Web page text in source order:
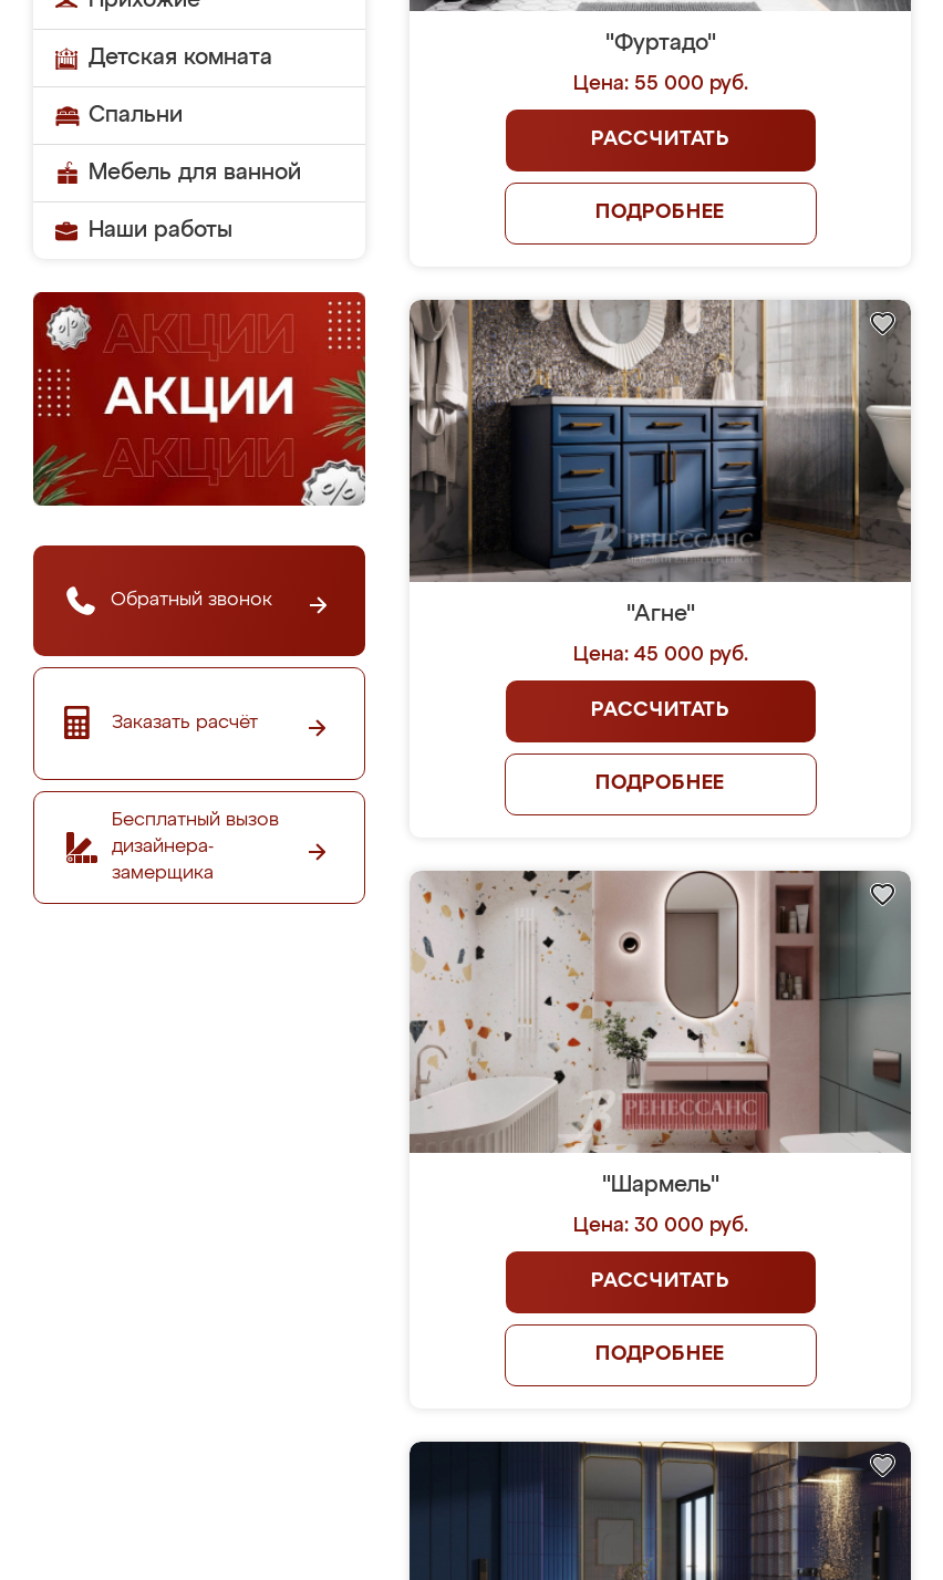
Детская комната
Спальни
Мебель для ванной
Наши работы
Обратный звонок
Заказать расчёт
Бесплатный вызов
дизайнера-
замерщика
"Фуртадо"
Цена: 55 000 руб.
РАССЧИТАТЬ
ПОДРОБНЕЕ
"Агне"
Цена: 45 000 руб.
РАССЧИТАТЬ
ПОДРОБНЕЕ
"Шармель"
Цена: 30 000 руб.
РАССЧИТАТЬ
ПОДРОБНЕЕ